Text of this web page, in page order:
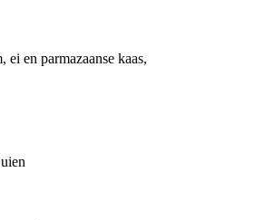
ei en parmazaanse kaas,